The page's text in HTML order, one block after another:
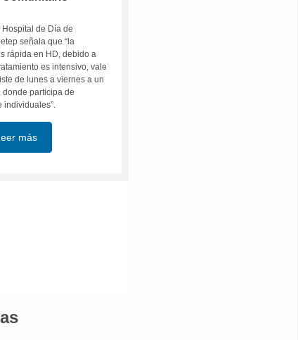
de Día de
señala que “la
rápida en HD, debido a
es intensivo, vale
de lunes a viernes a un
donde participa de
individuales”.
más